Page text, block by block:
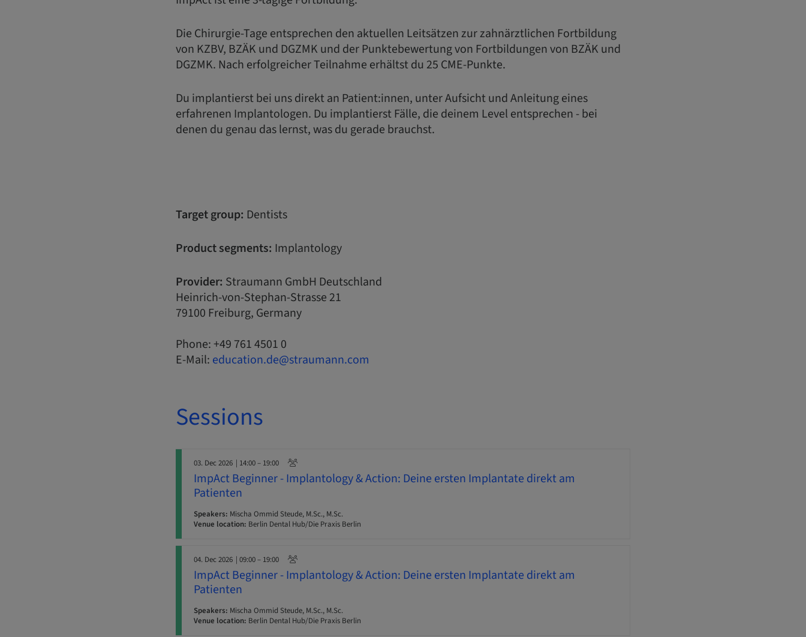
Die Chirurgie-Tage entsprechen den aktuellen Leitsätzen zur zahnärztlichen Fortbildung
von KZBV, BZÄK und DGZMK und der Punktebewertung von Fortbildungen von BZÄK und
DGZMK. Nach erfolgreicher Teilnahme erhältst du 25 CME-Punkte.
Du implantierst bei uns direkt an Patient:innen, unter Aufsicht und Anleitung eines
erfahrenen Implantologen. Du implantierst Fälle, die deinem Level entsprechen - bei
denen du genau das lernst, was du gerade brauchst.
Target group: Dentists
Product segments: Implantology
Provider: Straumann GmbH Deutschland
Heinrich-von-Stephan-Strasse 21
79100 Freiburg, Germany
Phone: +49 761 4501 0
E-Mail: education.de@straumann.com
Sessions
03. Dec 2026 | 14:00 – 19:00
ImpAct Beginner - Implantology & Action: Deine ersten Implantate direkt am
Patienten
Speakers: Mischa Ommid Steude, M.Sc., M.Sc.
Venue location: Berlin Dental Hub/Die Praxis Berlin
04. Dec 2026 | 09:00 – 19:00
ImpAct Beginner - Implantology & Action: Deine ersten Implantate direkt am
Patienten
Speakers: Mischa Ommid Steude, M.Sc., M.Sc.
Venue location: Berlin Dental Hub/Die Praxis Berlin